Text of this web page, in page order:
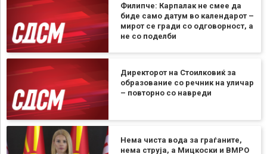
Филипче: Карпалак не смее да
биде само датум во календарот –
мирот се гради со одговорност, а
не со поделби
Директорот на Стоилковиќ за
образование со речник на уличар
– повторно со навреди
Нема чиста вода за граѓаните,
нема струја, а Мицкоски и ВМРО